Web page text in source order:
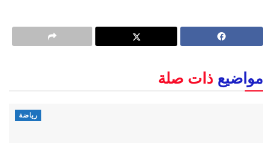
مواضيع ذات صلة
رياضة